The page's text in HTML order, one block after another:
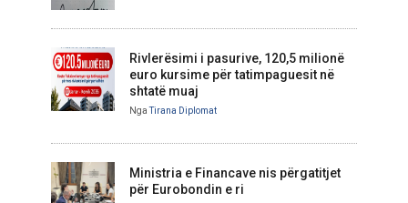
Rivlerësimi i pasurive, 120,5 milionë
euro kursime për tatimpaguesit në
shtatë muaj
Nga Tirana Diplomat
Ministria e Financave nis përgatitjet
për Eurobondin e ri